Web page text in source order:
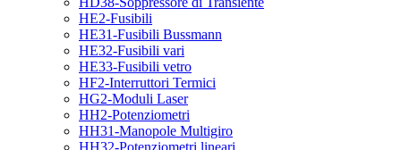
HE2-Fusibili
HE31-Fusibili Bussmann
HE32-Fusibili vari
HE33-Fusibili vetro
HF2-Interruttori Termici
HG2-Moduli Laser
HH2-Potenziometri
HH31-Manopole Multigiro
HH32-Potenziometri lineari